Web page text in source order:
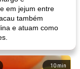
em jejum entre
também
e atuam como
10 min